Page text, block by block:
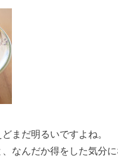
まだ明るいですよね。
なんだか得をした気分に